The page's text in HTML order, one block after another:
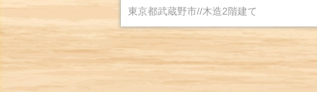
東京都武蔵野市//木造2階建て